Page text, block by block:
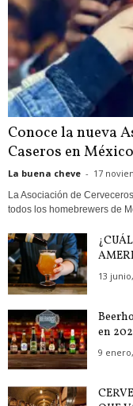
Conoce la nueva
Caseros en
La buena cheve - 17
La Asociación de
todos los homebrewers de
13
en
9